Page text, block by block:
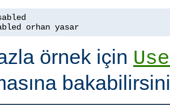
orhan yasar
örnek için